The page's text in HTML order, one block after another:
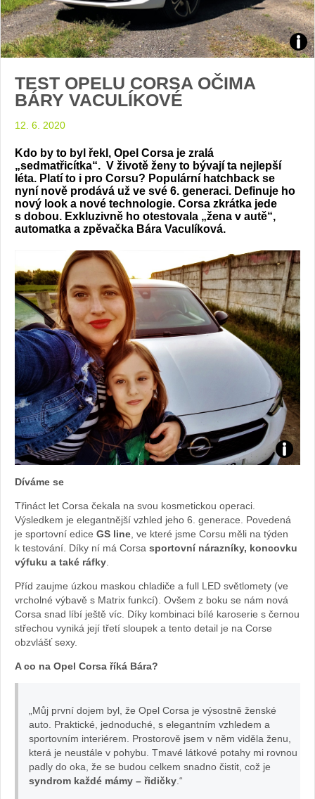
TEST OPELU CORSA OČIMA
BÁRY VACULÍKOVÉ
12. 6. 2020
Kdo by to byl řekl, Opel Corsa je zralá
„sedmatřicítka“. V životě ženy to bývají ta nejlepší
léta. Platí to i pro Corsu? Populární hatchback se
nyní nově prodává už ve své 6. generaci. Definuje ho
nový look a nové technologie. Corsa zkrátka jede
s dobou. Exkluzivně ho otestovala „žena v autě“,
automatka a zpěvačka Bára Vaculíková.
Foto:
Kvášová
Díváme se
Třináct let Corsa čekala na svou kosmetickou operaci.
Výsledkem je elegantnější vzhled jeho 6. generace. Povedená
je sportovní edice GS line , ve které jsme Corsu měli na týden
k testování. Díky ní má Corsa sportovní nárazníky, koncovku
výfuku a také ráfky
Příd zaujme úzkou maskou chladiče a full LED světlomety (ve
vrcholné výbavě s Matrix funkcí). Ovšem z boku se nám nová
Corsa snad líbí ještě víc. Díky kombinaci bílé karoserie s černou
střechou vyniká její třetí sloupek a tento detail je na Corse
obzvlášť sexy.
A co na Opel Corsa říká Bára?
„Můj první dojem byl, že Opel Corsa je výsostně ženské
auto. Praktické, jednoduché, s elegantním vzhledem a
sportovním interiérem. Prostorově jsem v něm viděla ženu,
která je neustále v pohybu. Tmavé látkové potahy mi rovnou
padly do oka, že se budou celkem snadno čistit, což je
syndrom každé mámy – řidičky .“